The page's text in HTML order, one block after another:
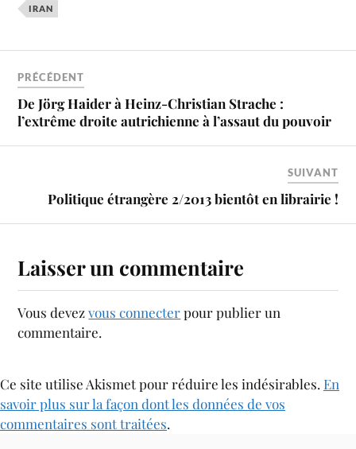
IRAN
PRÉCÉDENT
De Jörg Haider à Heinz-Christian Strache :
l’extrême droite autrichienne à l’assaut du pouvoir
SUIVANT
Politique étrangère 2/2013 bientôt en librairie !
Laisser un commentaire
Vous devezvous connecterpour publier un
commentaire.
Ce site utilise Akismet pour réduire les indésirables. En
savoir plus sur la façon dont les données de vos
commentaires sont traitées.